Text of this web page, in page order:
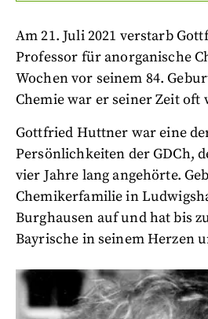
Am 21. Juli 2021 verstarb
Professor für anorganische
Wochen vor seinem 84.
Chemie war er seiner Zeit oft
Gottfried Huttner war eine
Persönlichkeiten der GDCh,
vier Jahre lang angehörte.
Chemikerfamilie in
Burghausen auf und hat bis
Bayrische in seinem Herzen